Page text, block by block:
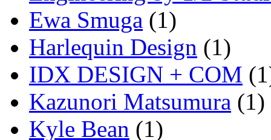
Ewa Smuga (1)
Harlequin Design (1)
IDX DESIGN + COM
Kazunori Matsumura (1)
Kyle Bean (1)